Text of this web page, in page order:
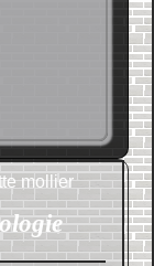
mollier